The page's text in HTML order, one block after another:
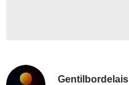
Gentilbordelais